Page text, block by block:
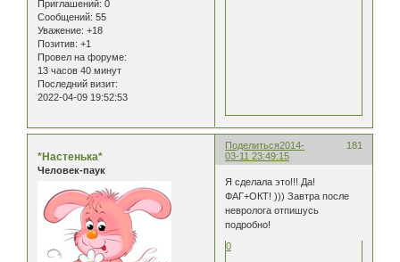
Приглашений: 0
Сообщений: 55
Уважение: +18
Позитив: +1
Провел на форуме:
13 часов 40 минут
Последний визит:
2022-04-09 19:52:53
Поделиться 181
2014-
03-11 23:49:15
*Настенька*
Человек-паук
Я сделала это!!! Да!
ФАГ+ОКТ! ))) Завтра после
невролога отпишусь
подробно!
0